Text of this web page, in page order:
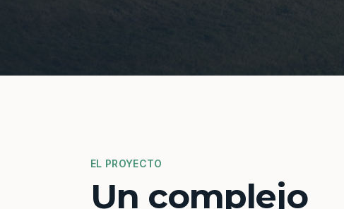
EL PROYECTO
Un complejo